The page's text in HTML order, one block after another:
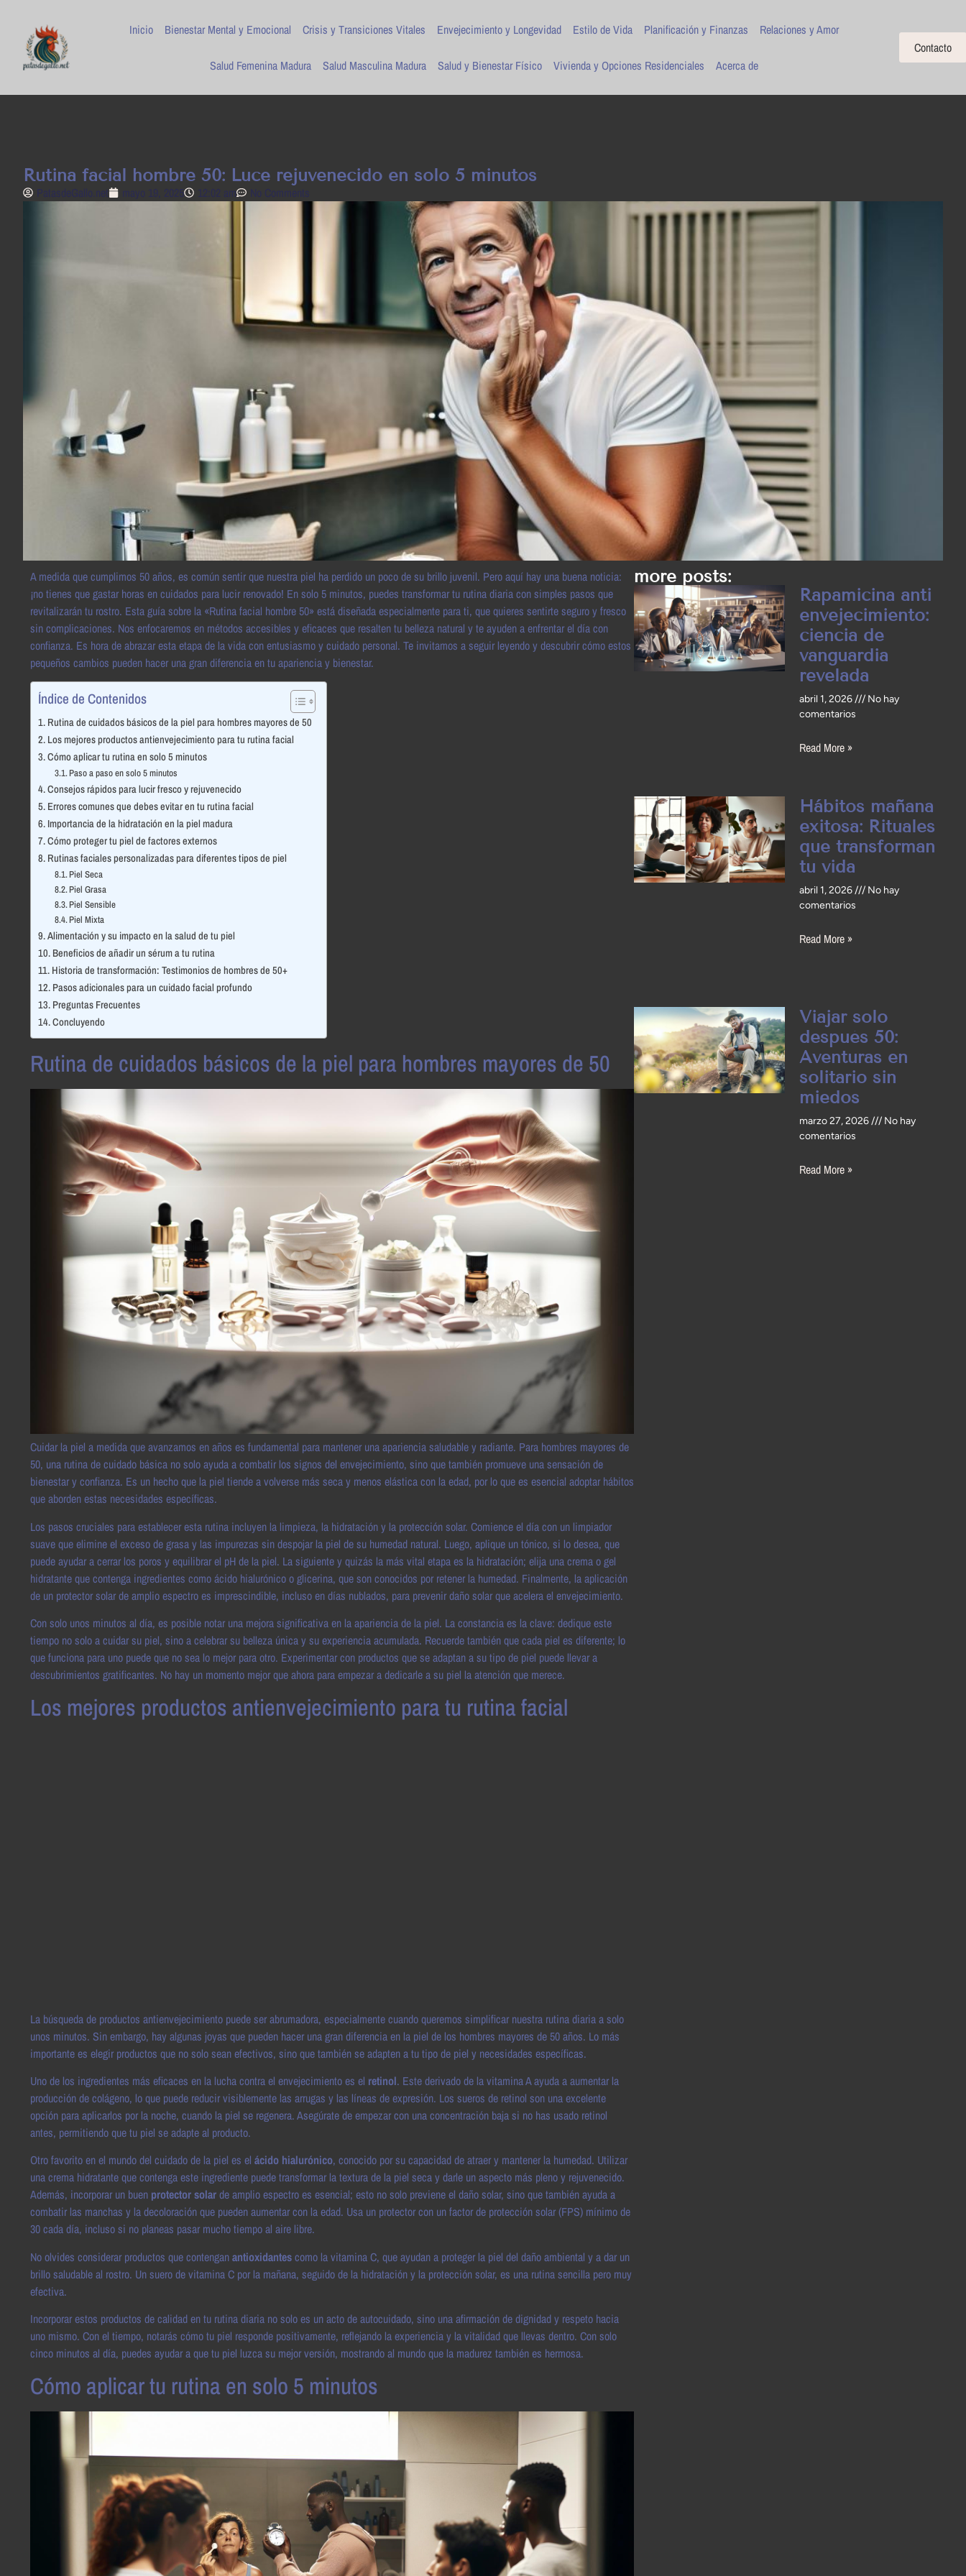
Inicio Bienestar Mental y Emocional Crisis y Transiciones Vitales Envejecimiento y Longevidad Estilo de Vida Planificación y Finanzas Relaciones y Amor
Salud Femenina Madura Salud Masculina Madura Salud y Bienestar Físico Vivienda y Opciones Residenciales Acerca de
Contacto
Rutina facial hombre 50: Luce rejuvenecido en solo 5 minutos
PatasdeGallo .net mayo 19, 2025 12:02 am No Comments
A medida que cumplimos 50 años, es común sentir que nuestra piel ha perdido un poco de su brillo juvenil. Pero aquí hay una buena noticia:
¡no tienes que gastar horas en cuidados para lucir renovado! En solo 5 minutos, puedes transformar tu rutina diaria con simples pasos que
revitalizarán tu rostro. Esta guía sobre la «Rutina facial hombre 50» está diseñada especialmente para ti, que quieres sentirte seguro y fresco
sin complicaciones. Nos enfocaremos en métodos accesibles y eficaces que resalten tu belleza natural y te ayuden a enfrentar el día con
confianza. Es hora de abrazar esta etapa de la vida con entusiasmo y cuidado personal. Te invitamos a seguir leyendo y descubrir cómo estos
pequeños cambios pueden hacer una gran diferencia en tu apariencia y bienestar.
Índice de Contenidos
Rutina de cuidados básicos de la piel para hombres mayores de 50
Los mejores productos antienvejecimiento para tu rutina facial
Cómo aplicar tu rutina en solo 5 minutos
Paso a paso en solo 5 minutos
Consejos rápidos para lucir fresco y rejuvenecido
Errores comunes que debes evitar en tu rutina facial
Importancia de la hidratación en la piel madura
Cómo proteger tu piel de factores externos
Rutinas faciales personalizadas para diferentes tipos de piel
Piel Seca
Piel Grasa
Piel Sensible
Piel Mixta
Alimentación y su impacto en la salud de tu piel
Beneficios de añadir un sérum a tu rutina
Historia de transformación: Testimonios de hombres de 50+
Pasos adicionales para un cuidado facial profundo
Preguntas Frecuentes
Concluyendo
Rutina de cuidados básicos de la piel para hombres mayores de 50
Cuidar la piel a medida que avanzamos en años es fundamental para mantener una apariencia saludable y radiante. Para hombres mayores de
50, una rutina de cuidado básica no solo ayuda a combatir los signos del envejecimiento, sino que también promueve una sensación de
bienestar y confianza. Es un hecho que la piel tiende a volverse más seca y menos elástica con la edad, por lo que es esencial adoptar hábitos
que aborden estas necesidades específicas.
Los pasos cruciales para establecer esta rutina incluyen la limpieza, la hidratación y la protección solar. Comience el día con un limpiador
suave que elimine el exceso de grasa y las impurezas sin despojar la piel de su humedad natural. Luego, aplique un tónico, si lo desea, que
puede ayudar a cerrar los poros y equilibrar el pH de la piel. La siguiente y quizás la más vital etapa es la hidratación; elija una crema o gel
hidratante que contenga ingredientes como ácido hialurónico o glicerina, que son conocidos por retener la humedad. Finalmente, la aplicación
de un protector solar de amplio espectro es imprescindible, incluso en días nublados, para prevenir daño solar que acelera el envejecimiento.
Con solo unos minutos al día, es posible notar una mejora significativa en la apariencia de la piel. La constancia es la clave: dedique este
tiempo no solo a cuidar su piel, sino a celebrar su belleza única y su experiencia acumulada. Recuerde también que cada piel es diferente; lo
que funciona para uno puede que no sea lo mejor para otro. Experimentar con productos que se adaptan a su tipo de piel puede llevar a
descubrimientos gratificantes. No hay un momento mejor que ahora para empezar a dedicarle a su piel la atención que merece.
Los mejores productos antienvejecimiento para tu rutina facial
La búsqueda de productos antienvejecimiento puede ser abrumadora, especialmente cuando queremos simplificar nuestra rutina diaria a solo
unos minutos. Sin embargo, hay algunas joyas que pueden hacer una gran diferencia en la piel de los hombres mayores de 50 años. Lo más
importante es elegir productos que no solo sean efectivos, sino que también se adapten a tu tipo de piel y necesidades específicas.
Uno de los ingredientes más eficaces en la lucha contra el envejecimiento es el retinol. Este derivado de la vitamina A ayuda a aumentar la
producción de colágeno, lo que puede reducir visiblemente las arrugas y las líneas de expresión. Los sueros de retinol son una excelente
opción para aplicarlos por la noche, cuando la piel se regenera. Asegúrate de empezar con una concentración baja si no has usado retinol
antes, permitiendo que tu piel se adapte al producto.
Otro favorito en el mundo del cuidado de la piel es el ácido hialurónico, conocido por su capacidad de atraer y mantener la humedad. Utilizar
una crema hidratante que contenga este ingrediente puede transformar la textura de la piel seca y darle un aspecto más pleno y rejuvenecido.
Además, incorporar un buen protector solarde amplio espectro es esencial; esto no solo previene el daño solar, sino que también ayuda a
combatir las manchas y la decoloración que pueden aumentar con la edad. Usa un protector con un factor de protección solar (FPS) mínimo de
30 cada día, incluso si no planeas pasar mucho tiempo al aire libre.
No olvides considerar productos que contenganantioxidantescomo la vitamina C, que ayudan a proteger la piel del daño ambiental y a dar un
brillo saludable al rostro. Un suero de vitamina C por la mañana, seguido de la hidratación y la protección solar, es una rutina sencilla pero muy
efectiva.
Incorporar estos productos de calidad en tu rutina diaria no solo es un acto de autocuidado, sino una afirmación de dignidad y respeto hacia
uno mismo. Con el tiempo, notarás cómo tu piel responde positivamente, reflejando la experiencia y la vitalidad que llevas dentro. Con solo
cinco minutos al día, puedes ayudar a que tu piel luzca su mejor versión, mostrando al mundo que la madurez también es hermosa.
Cómo aplicar tu rutina en solo 5 minutos
more posts:
Rapamicina anti
envejecimiento:
ciencia de
vanguardia
revelada
abril 1, 2026
No hay
comentarios
Read More »
Hábitos mañana
exitosa: Rituales
que transforman
tu vida
abril 1, 2026
No hay
comentarios
Read More »
Viajar solo
después 50:
Aventuras en
solitario sin
miedos
marzo 27, 2026
No hay
comentarios
Read More »